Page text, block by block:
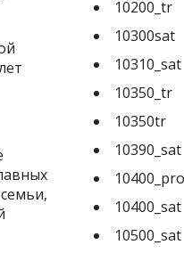
10200_tr
10300sat
10310_sat
10350_tr
10350tr
10390_sat
10400_sat
10500_sat